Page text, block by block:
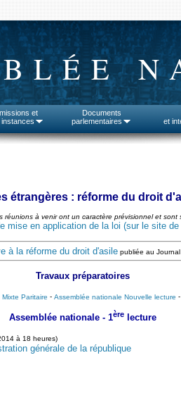
et
Documents
parlementaires
et
étrangères : réforme du droit
réunions à venir ont un caractère prévisionnel et sont
mise en application de la loi (sur le site de
à la réforme du droit d'asile publiée au
Travaux préparatoires
Mixte Paritaire - Assemblée nationale Nouvelle lecture -
Assemblée nationale - 1ère
lecture
à 18 heures)
générale de la république